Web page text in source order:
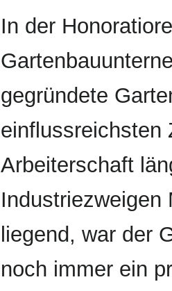
In der
gegründete
einflussreichsten
Arbeiterschaft
Industriezweigen
liegend, war der
noch immer ein